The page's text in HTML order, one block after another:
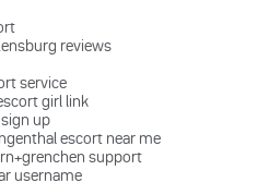
reviews
service
girl link
up
escort near me
support
username